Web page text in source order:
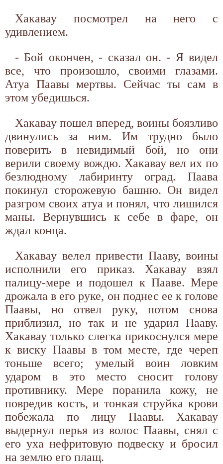
Хакавау посмотрел на него с
удивлением.
- Бой окончен, - сказал он. - Я видел
все, что произошло, своими глазами.
Атуа Паавы мертвы. Сейчас ты сам в
этом убедишься.
Хакавау пошел вперед, воины боязливо
двинулись за ним. Им трудно было
поверить в невидимый бой, но они
верили своему вождю. Хакавау вел их по
безлюдному лабиринту оград. Паава
покинул сторожевую башню. Он видел
разгром своих атуа и понял, что лишился
маны. Вернувшись к себе в фаре, он
ждал конца.
Хакавау велел привести Пааву, воины
исполнили его приказ. Хакавау взял
палицу-мере и подошел к Пааве. Мере
дрожала в его руке, он поднес ее к голове
Паавы, но отвел руку, потом снова
приблизил, но так и не ударил Пааву.
Хакавау только слегка прикоснулся мере
к виску Паавы в том месте, где череп
тоньше всего; умелый воин ловким
ударом в это место сносит голову
противнику. Мере поранила кожу, не
повредив кость, и тонкая струйка крови
побежала по лицу Паавы. Хакавау
выдернул перья из волос Паавы, снял с
его уха нефритовую подвеску и бросил
на землю его плащ.